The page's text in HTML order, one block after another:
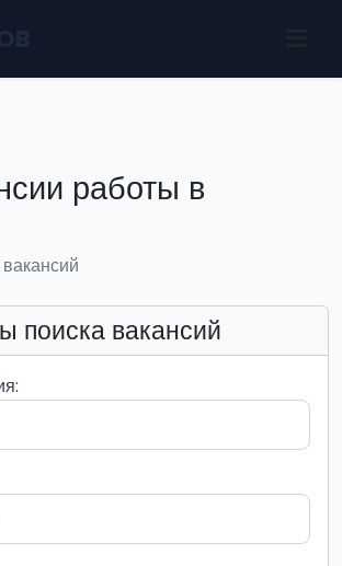
работы в
поиска вакансий